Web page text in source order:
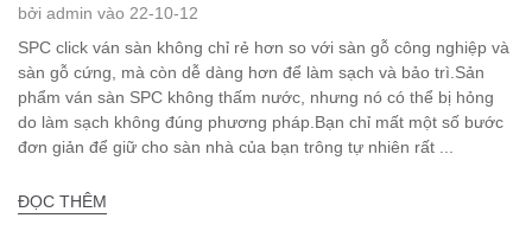
bởi admin vào 22-10-12
SPC click ván sàn không chỉ rẻ hơn so với sàn gỗ công nghiệp và
sàn gỗ cứng, mà còn dễ dàng hơn để làm sạch và bảo trì.Sản
phẩm ván sàn SPC không thấm nước, nhưng nó có thể bị hỏng
do làm sạch không đúng phương pháp.Bạn chỉ mất một số bước
đơn giản để giữ cho sàn nhà của bạn trông tự nhiên rất ...
ĐỌC THÊM